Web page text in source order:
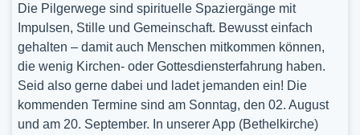
Die Pilgerwege sind spirituelle Spaziergänge mit
Impulsen, Stille und Gemeinschaft. Bewusst einfach
gehalten – damit auch Menschen mitkommen können,
die wenig Kirchen- oder Gottesdiensterfahrung haben.
Seid also gerne dabei und ladet jemanden ein! Die
kommenden Termine sind am Sonntag, den 02. August
und am 20. September. In unserer App (Bethelkirche)